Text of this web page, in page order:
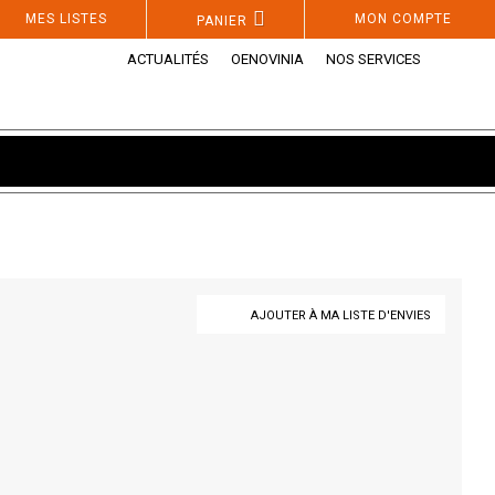
MON COMPTE
PANIER
MES LISTES
ACTUALITÉS OENOVINIA NOS SERVICES
AJOUTER À MA LISTE D'ENVIES